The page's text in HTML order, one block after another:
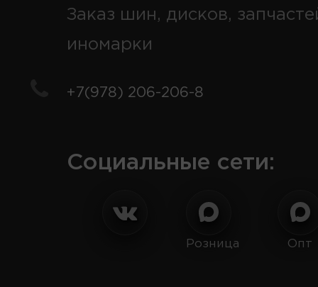
Заказ шин, дисков,
иномарки
+7(978) 206-206-8
Социальные сети:
Розница Опт